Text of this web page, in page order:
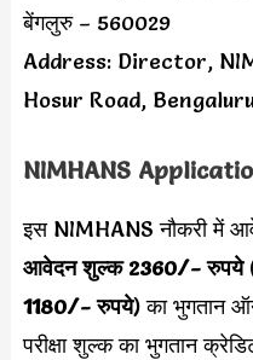
बेंगलुरु – 560029
Address: Director,
Hosur Road,
NIMHANS
इस NIMHANS नौकरी में
आवेदन शुल्क 2360/- रुपये
1180/- रुपये) का भुगतान
परीक्षा शुल्क का भुगतान